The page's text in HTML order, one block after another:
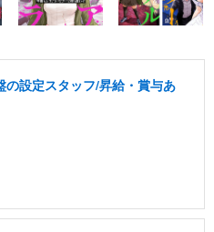
の設定スタッフ/昇給・賞与あ